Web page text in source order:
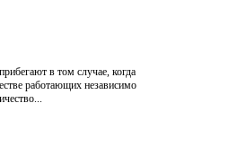
в том случае, когда
работающих независимо